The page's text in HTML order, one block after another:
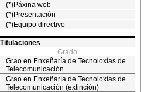
(*)Páxina web
(*)Presentación
(*)Equipo directivo
Titulaciones
Grado
Grao en Enxeñaría de Tecnoloxías de
Telecomunicación
Grao en Enxeñaría de Tecnoloxías de
Telecomunicación (extinción)